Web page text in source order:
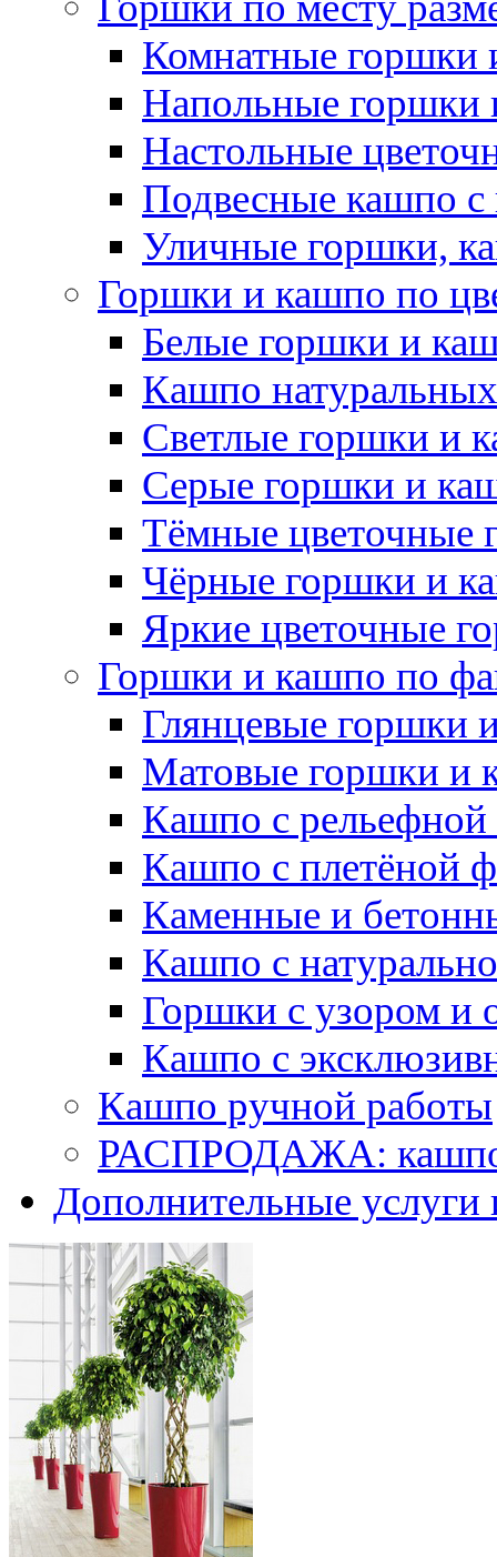
Комнатные горшки
Напольные горшки
Настольные
Подвесные кашпо с
Уличные горшки,
Горшки и кашпо по
Белые горшки и
Кашпо
Светлые горшки и
Серые горшки и
Тёмные цветочные
Чёрные горшки и
Яркие цветочные
Горшки и кашпо по
Глянцевые горшки
Матовые горшки и
Кашпо с рельефной
Кашпо с плетёной
Каменные и
Кашпо с
Горшки с узором и
Кашпо с
Кашпо ручной работы
РАСПРОДАЖА: кашпо
Дополнительные услуги